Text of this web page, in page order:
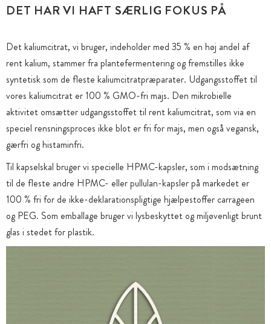
DET HAR VI HAFT SÆRLIG FOKUS PÅ
Det kaliumcitrat, vi bruger, indeholder med 35 % en høj andel af
rent kalium, stammer fra plantefermentering og fremstilles ikke
syntetisk som de fleste kaliumcitratpræparater. Udgangsstoffet til
vores kaliumcitrat er 100 % GMO-fri majs. Den mikrobielle
aktivitet omsætter udgangsstoffet til rent kaliumcitrat, som via en
speciel rensningsproces ikke blot er fri for majs, men også vegansk,
gærfri og histaminfri.
Til kapselskal bruger vi specielle HPMC-kapsler, som i modsætning
til de fleste andre HPMC- eller pullulan-kapsler på markedet er
100 % fri for de ikke-deklarationspligtige hjælpestoffer carrageen
og PEG. Som emballage bruger vi lysbeskyttet og miljøvenligt brunt
glas i stedet for plastik.